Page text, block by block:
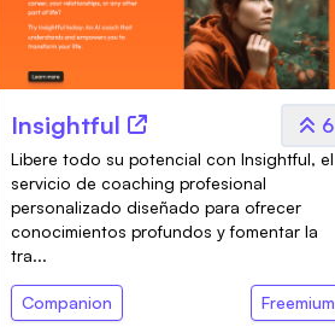
Insightful 6
Libere todo su potencial con Insightful, el
servicio de coaching profesional
personalizado diseñado para ofrecer
conocimientos profundos y fomentar la
tra...
Companion Freemium